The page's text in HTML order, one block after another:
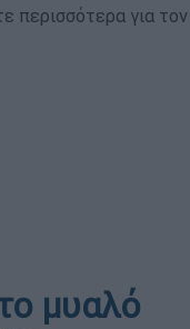
περισσότερα για
μυαλό